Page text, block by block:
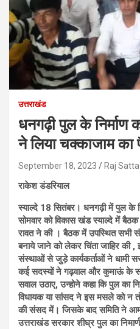
उत्तराखंड
धनगढ़ी पुल के निर्माण
ने लिया चक्काजाम
September 18, 2023 Raj
राकेश डंडरियाल
स्याल्दे 18 सितंबर। धनगढ़ी में पुल के
सोमवार को विकास खंड स्याल्दे में
रावत ने की । बैठक में उपस्थित सभी
बनाये जाने को लेकर चिंता जाहिर की ,
संस्थाओं से जुड़े कार्यकर्ताओं ने धामी
कई सदस्यों ने गढ़वाल और कुमाऊं के
सवाल उठाए, उन्होने कहा कि पुल का
विधायक या सांसद ने इस मसले को न
की संसद में। जिसके बाद समिति ने आम
उत्तराखंड सरकार शीघ्र पुल का